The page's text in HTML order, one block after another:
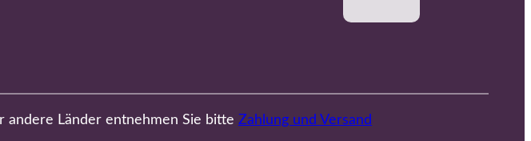
Länder entnehmen Sie bitte Zahlung und Versand